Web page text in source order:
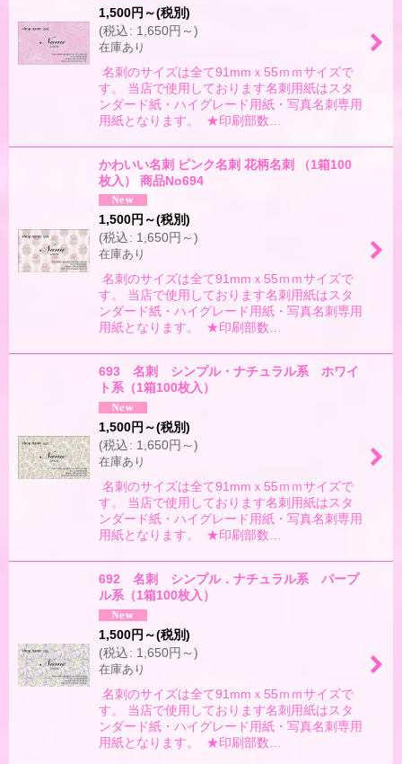
1,500円 ～(税別)
(税込: 1,650円 ～)
在庫あり
名刺のサイズは全て91mmｘ55ｍｍサイズで
す。 当店で使用しております名刺用紙はスタ
ンダード紙・ハイグレード用紙・写真名刺専用
用紙となります。 ★印刷部数…
かわいい名刺 ピンク名刺 花柄名刺 （1箱100
枚入） 商品No694
1,500円 ～(税別)
(税込: 1,650円 ～)
在庫あり
名刺のサイズは全て91mmｘ55ｍｍサイズで
す。 当店で使用しております名刺用紙はスタ
ンダード紙・ハイグレード用紙・写真名刺専用
用紙となります。 ★印刷部数…
693 名刺 シンプル・ナチュラル系 ホワイ
ト系（1箱100枚入）
1,500円 ～(税別)
(税込: 1,650円 ～)
在庫あり
名刺のサイズは全て91mmｘ55ｍｍサイズで
す。 当店で使用しております名刺用紙はスタ
ンダード紙・ハイグレード用紙・写真名刺専用
用紙となります。 ★印刷部数…
692 名刺 シンプル．ナチュラル系 パープ
ル系（1箱100枚入）
1,500円 ～(税別)
(税込: 1,650円 ～)
在庫あり
名刺のサイズは全て91mmｘ55ｍｍサイズで
す。 当店で使用しております名刺用紙はスタ
ンダード紙・ハイグレード用紙・写真名刺専用
用紙となります。 ★印刷部数…